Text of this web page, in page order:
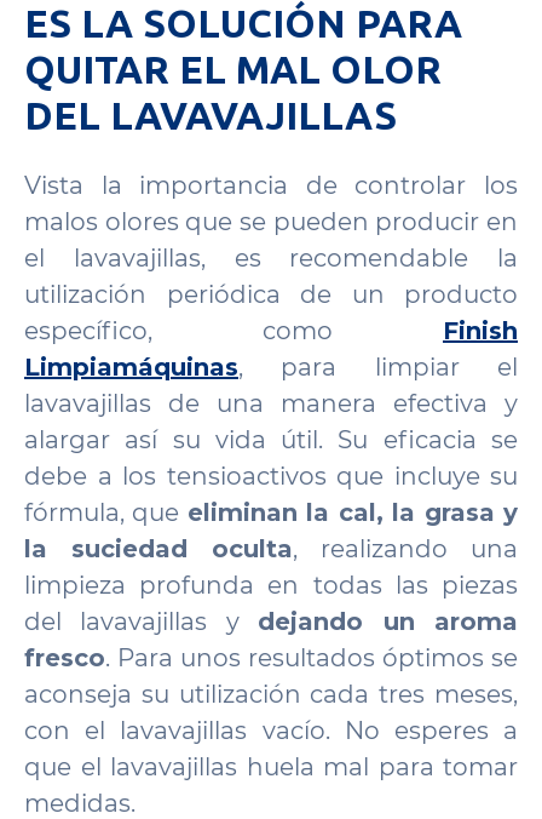
ES LA SOLUCIÓN PARA
QUITAR EL MAL OLOR
DEL LAVAVAJILLAS
Vista la importancia de controlar los
malos olores que se pueden producir en
el lavavajillas, es recomendable la
utilización periódica de un producto
específico, como Finish
Limpiamáquinas, para limpiar el
lavavajillas de una manera efectiva y
alargar así su vida útil. Su eficacia se
debe a los tensioactivos que incluye su
fórmula, que eliminan la cal, la grasa y
la suciedad oculta, realizando una
limpieza profunda en todas las piezas
del lavavajillas y dejando un aroma
fresco. Para unos resultados óptimos se
aconseja su utilización cada tres meses,
con el lavavajillas vacío. No esperes a
que el lavavajillas huela mal para tomar
medidas.